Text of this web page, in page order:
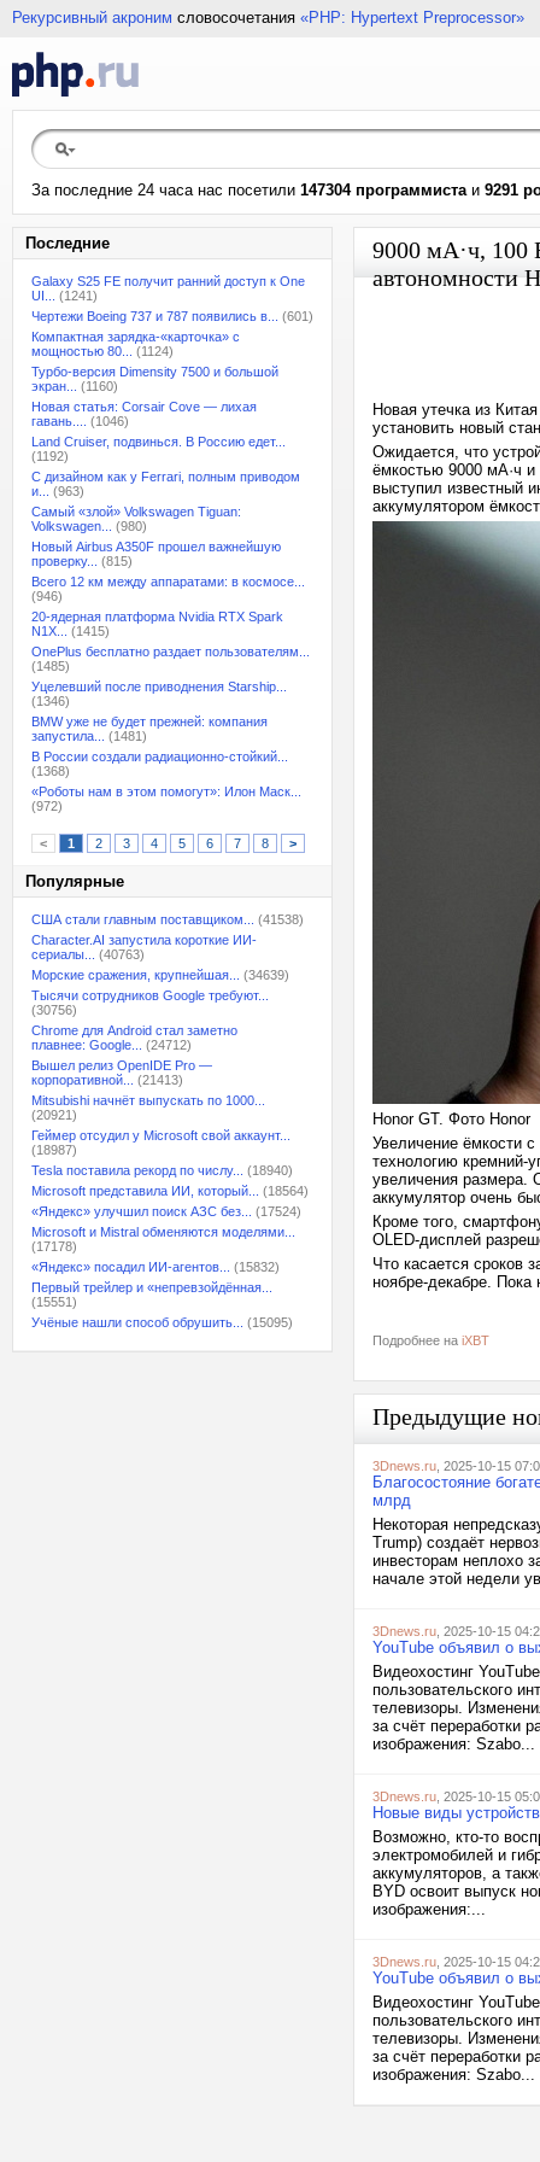
Рекурсивный акроним словосочетания «PHP: Hypertext Preprocessor»
За последние 24 часа нас посетили 147304 программистаи 9291
Последние
Galaxy S25 FE получит ранний доступ к One
UI...
(1241)
Чертежи Boeing 737 и 787 появились в...
(601)
Компактная зарядка-«карточка» с
мощностью 80...
(1124)
Турбо-версия Dimensity 7500 и большой
экран...
(1160)
Новая статья: Corsair Cove — лихая
гавань....
(1046)
Land Cruiser, подвинься. В Россию едет...
(1192)
С дизайном как у Ferrari, полным приводом
и...
(963)
Самый «злой» Volkswagen Tiguan:
Volkswagen...
(980)
Новый Airbus A350F прошел важнейшую
проверку...
(815)
Всего 12 км между аппаратами: в космосе...
(946)
20-ядерная платформа Nvidia RTX Spark
N1X...
(1415)
OnePlus бесплатно раздает пользователям...
(1485)
Уцелевший после приводнения Starship...
(1346)
BMW уже не будет прежней: компания
запустила...
(1481)
В России создали радиационно-стойкий...
(1368)
«Роботы нам в этом помогут»: Илон Маск...
(972)
< 1 2 3 4 5 6 7 8 >
Популярные
США стали главным поставщиком...
(41538)
Character.AI запустила короткие ИИ-
сериалы...
(40763)
Морские сражения, крупнейшая...
(34639)
Тысячи сотрудников Google требуют...
(30756)
Chrome для Android стал заметно
плавнее: Google...
(24712)
Вышел релиз OpenIDE Pro —
корпоративной...
(21413)
Mitsubishi начнёт выпускать по 1000...
(20921)
Геймер отсудил у Microsoft свой аккаунт...
(18987)
Tesla поставила рекорд по числу...
(18940)
Microsoft представила ИИ, который...
(18564)
«Яндекс» улучшил поиск АЗС без...
(17524)
Microsoft и Mistral обменяются моделями...
(17178)
«Яндекс» посадил ИИ-агентов...
(15832)
Первый трейлер и «непревзойдённая...
(15551)
Учёные нашли способ обрушить...
(15095)
9000 мА·ч, 100
автономности
Новая утечка из
установить новый
Ожидается, что
ёмкостью 9000 мА·ч и
выступил известный
аккумулятором
Honor GT. Фото Honor
Увеличение ёмкости
технологию кремний-
увеличения размера.
аккумулятор очень
Кроме того,
OLED-дисплей
Что касается сроков
ноябре-декабре. Пока
Подробнее на iXBT
Предыдущие
3Dnews.ru , 2025-10-15
Благосостояние
млрд
Некоторая
Trump) создаёт
инвесторам неплохо
начале этой недели
3Dnews.ru , 2025-10-15
YouTube объявил о
Видеохостинг
пользовательского
телевизоры.
за счёт переработки
изображения: Szabo...
3Dnews.ru , 2025-10-15
Новые виды
Возможно, кто-то
электромобилей и
аккумуляторов, а
BYD освоит выпуск
изображения:...
3Dnews.ru , 2025-10-15
YouTube объявил о
Видеохостинг
пользовательского
телевизоры.
за счёт переработки
изображения: Szabo...